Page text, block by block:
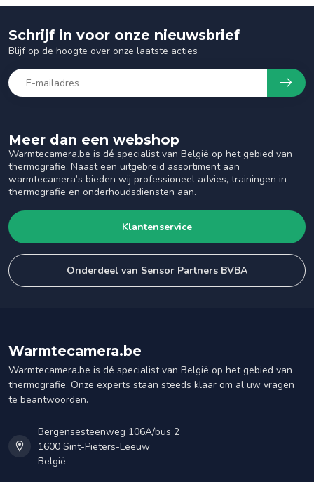
Meer dan een webshop
Warmtecamera.be is dé specialist van België op het gebied van
thermografie. Naast een uitgebreid assortiment aan
warmtecamera’s bieden wij professioneel advies, trainingen in
thermografie en onderhoudsdiensten aan.
Klantenservice
Onderdeel van Sensor Partners BVBA
Schrijf in voor onze nieuwsbrief
Blijf op de hoogte over onze laatste acties
Warmtecamera.be
Warmtecamera.be is dé specialist van België op het gebied van
thermografie. Onze experts staan steeds klaar om al uw vragen
te beantwoorden.
Bergensesteenweg 106A/bus 2
1600 Sint-Pieters-Leeuw
België